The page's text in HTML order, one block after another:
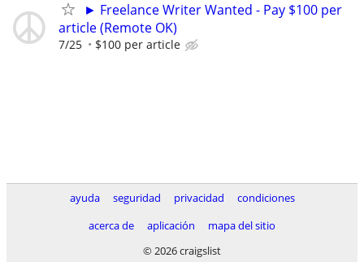
► Freelance Writer Wanted - Pay $100 per
article (Remote OK)
7/25 $100 per article
ayuda seguridad privacidad
condiciones
acerca de
aplicación
mapa del sitio
© 2026 craigslist